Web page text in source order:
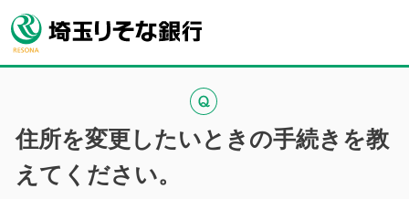
住所を変更したいときの手続きを教
えてください。